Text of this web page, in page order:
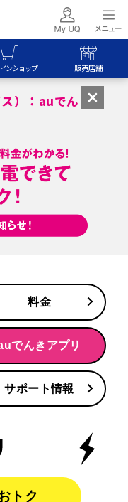
ンショップ 販売店舗
）：auでんきア
料金
でんきアプリ
サポート情報
トク